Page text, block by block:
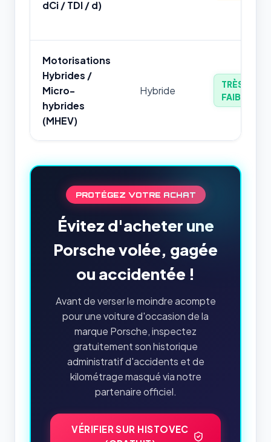
dCi / TDI / d)
Motorisations
Hybrides /
Micro-
hybrides
(MHEV)
Hybride
TRÈS
FAIBLE
PROTÉGEZ VOTRE ACHAT
Évitez d'acheter une
Porsche volée, gagée
ou accidentée !
Avant de verser le moindre acompte
pour une voiture d'occasion de la
marque Porsche, inspectez
gratuitement son historique
administratif d'accidents et de
kilométrage masqué via notre
partenaire officiel.
VÉRIFIER SUR HISTOVEC